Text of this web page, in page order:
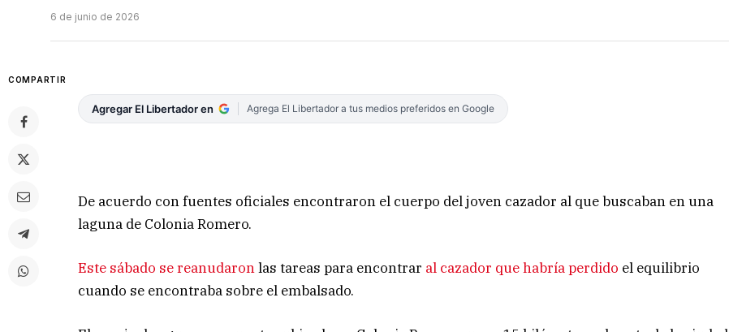
6 de junio de 2026
COMPARTIR
Agregar El Libertador en Agrega El Libertador a tus medios preferidos en Google
De acuerdo con fuentes oficiales encontraron el cuerpo del joven cazador al que buscaban en una
laguna de Colonia Romero.
Este sábado se reanudaronlas tareas para encontrar al cazador que habría perdido el equilibrio
cuando se encontraba sobre el embalsado.